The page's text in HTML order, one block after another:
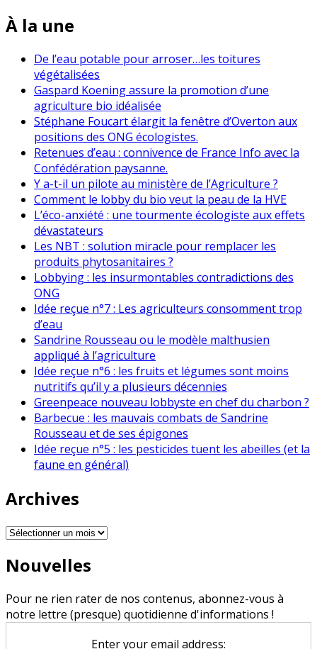
À la une
De l’eau potable pour arroser…les toitures
végétalisées
Gaspard Koening assure la promotion d’une
agriculture bio idéalisée
Stéphane Foucart élargit la fenêtre d’Overton aux
positions des ONG écologistes.
Retenues d’eau : connivence de France Info avec la
Confédération paysanne.
Y a-t-il un pilote au ministère de l’Agriculture ?
Comment le lobby du bio veut la peau de la HVE
L’éco-anxiété : une tourmente écologiste aux effets
dévastateurs
Les NBT : solution miracle pour remplacer les
produits phytosanitaires ?
Lobbying : les insurmontables contradictions des
ONG
Idée reçue n°7 : Les agriculteurs consomment trop
d’eau
Sandrine Rousseau ou le modèle malthusien
appliqué à l’agriculture
Idée reçue n°6 : les fruits et légumes sont moins
nutritifs qu’il y a plusieurs décennies
Greenpeace nouveau lobbyste en chef du charbon ?
Barbecue : les mauvais combats de Sandrine
Rousseau et de ses épigones
Idée reçue n°5 : les pesticides tuent les abeilles (et la
faune en général)
Archives
Archives
Nouvelles
Pour ne rien rater de nos contenus, abonnez-vous à
notre lettre (presque) quotidienne d'informations !
Enter your email address: